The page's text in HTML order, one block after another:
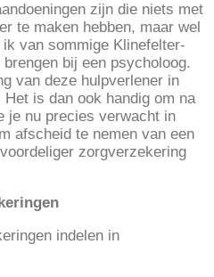
zijn die niets met
te maken hebben, maar wel
van sommige Klinefelter-
bij een psycholoog.
van deze hulpverlener in
is dan ook handig om na
je nu precies verwacht in
afscheid te nemen van een
zorgverzekering
indelen in